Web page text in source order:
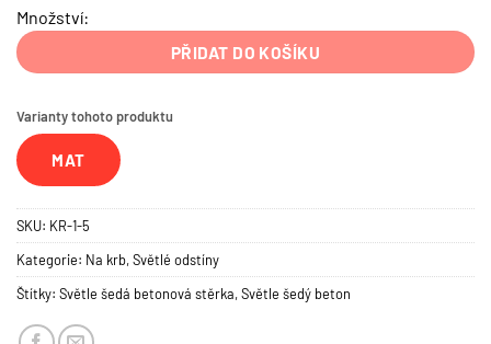
Množství:
PŘIDAT DO KOŠÍKU
Varianty tohoto produktu
MAT
SKU: KR-1-5
Kategorie: Na krb,Světlé odstíny
Štítky: Světle šedá betonová stěrka,Světle šedý beton